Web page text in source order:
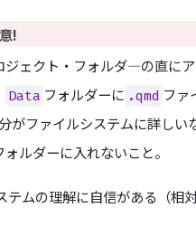
!
ジェクト・フォルダ―の直に
Data フォルダーに .qmd ファ
ファイルシステムに詳しい
ルダーに入れないこと。
ムの理解に自信がある（相